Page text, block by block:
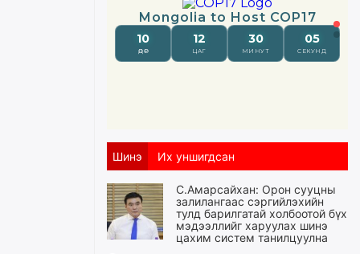
Шинэ Их уншигдсан
С.Амарсайхан: Орон сууцны
залилангаас сэргийлэхийн
тулд барилгатай холбоотой бүх
мэдээллийг харуулах шинэ
цахим систем танилцуулна